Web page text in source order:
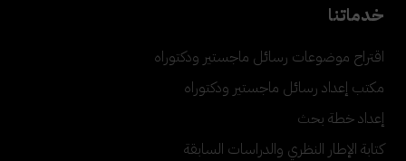
خدماتنا
اقتراح موضوعات رسائل ماجستير ودكتوراه
مكتب إعداد رسائل ماجستير ودكتوراه
إعداد خطة بحث
كتابة الإطار النظري والدراسات السابقة